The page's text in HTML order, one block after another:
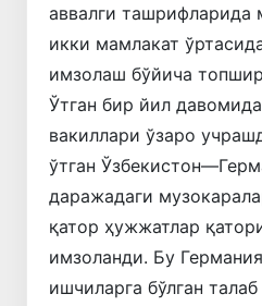
аввалги ташрифларида
икки мамлакат
имзолаш бўйича
Ўтган бир йил
вакиллари ўзаро
ўтган
даражадаги
қатор ҳужжатлар
имзоланди. Бу
ишчиларга бўлган